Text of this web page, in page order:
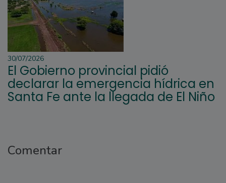
30/07/2026
El Gobierno provincial pidió
declarar la emergencia hídrica en
Santa Fe ante la llegada de El Niño
Comentar